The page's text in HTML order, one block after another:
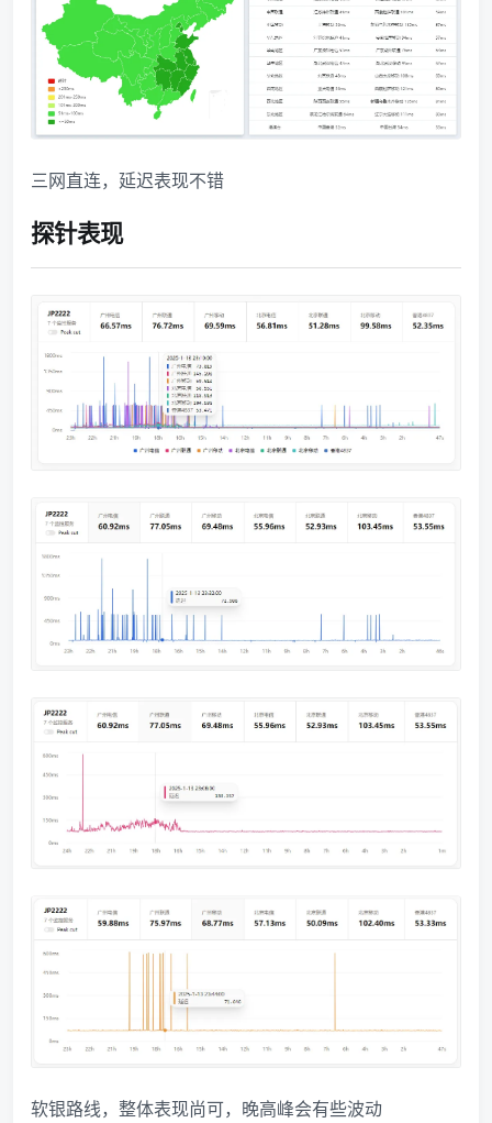
三网直连，延迟表现不错
探针表现
软银路线，整体表现尚可，晚高峰会有些波动